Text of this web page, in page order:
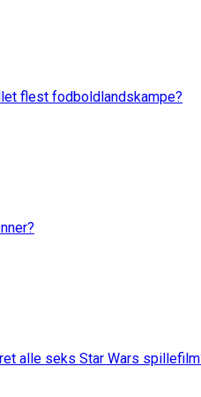
flest fodboldlandskampe?
alle seks Star Wars